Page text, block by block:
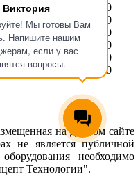
Виктория
Мы готовы Вам
Напишите нашим
если у вас
вопросы.
на данном сайте
не является публичной
необходимо
Технологии".